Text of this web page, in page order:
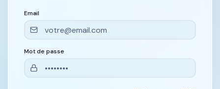
Email
Mot de passe